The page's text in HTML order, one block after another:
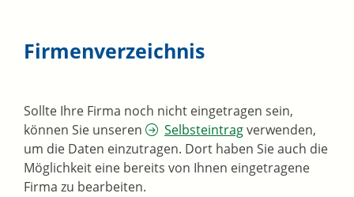
Firmenverzeichnis
Sollte Ihre Firma noch nicht eingetragen sein,
können Sie unseren
Selbsteintragverwenden,
um die Daten einzutragen. Dort haben Sie auch die
Möglichkeit eine bereits von Ihnen eingetragene
Firma zu bearbeiten.